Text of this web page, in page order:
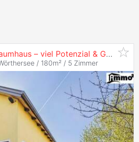
Gestalten Sie Ihr Traumhaus – viel Potenzial & Garten in
/ 180m² / 5 Zimmer